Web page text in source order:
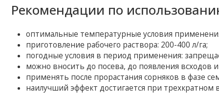
Рекомендации по
оптимальные температурные условия
приготовление рабочего раствора: 200-400 л/га;
погодные условия в период применения:
можно вносить до посева, до появления всходов
применять после прорастания сорняков в фазе
наилучший эффект достигается при трехкратном